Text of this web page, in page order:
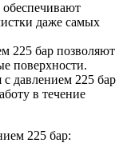
даже самых
225 бар позволяют
поверхности.
давлением 225 бар
в течение
225 бар: